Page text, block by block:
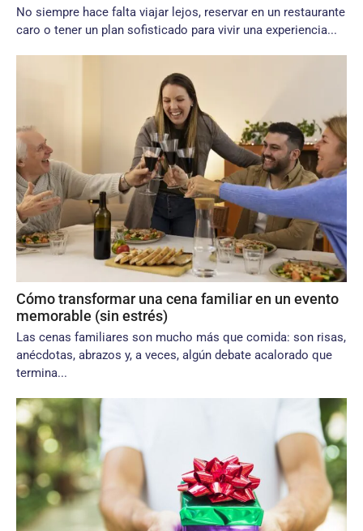
No siempre hace falta viajar lejos, reservar en un restaurante
caro o tener un plan sofisticado para vivir una experiencia...
Cómo transformar una cena familiar en un evento
memorable (sin estrés)
Las cenas familiares son mucho más que comida: son risas,
anécdotas, abrazos y, a veces, algún debate acalorado que
termina...